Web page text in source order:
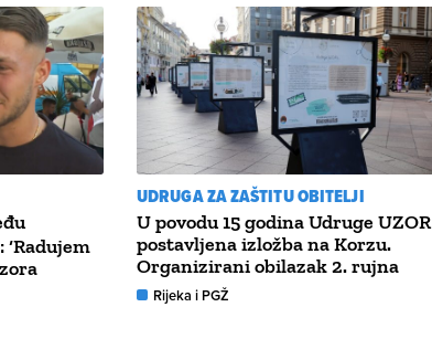
UDRUGA ZA ZAŠTITU OBITELJI
U povodu 15 godina Udruge UZOR
postavljena izložba na Korzu.
Organizirani obilazak 2. rujna
Rijeka i PGŽ